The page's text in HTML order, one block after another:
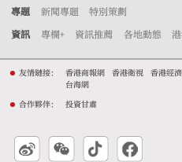
專題 新聞專題 特別策劃
資訊 專欄+ 資訊推薦 各地動態
友情鏈接： 香港商報網 香港衛視 香港經
台海網
合作夥伴： 投資甘肅